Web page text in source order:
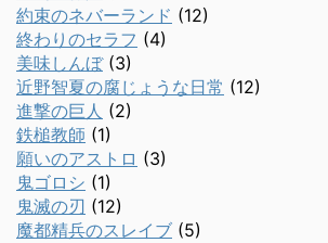
約束のネバーランド (12)
終わりのセラフ (4)
美味しんぼ(3)
近野智夏の腐じょうな日常 (12)
進撃の巨人 (2)
鉄槌教師 (1)
願いのアストロ (3)
鬼ゴロシ (1)
鬼滅の刃 (12)
魔都精兵のスレイブ (5)